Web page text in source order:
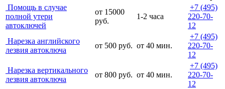
Помощь в случае
полной утери
автоключей
от 15000
руб.
1-2 часа
+7 (495)
220-70-
12
Нарезка английского
лезвия автоключа
от 500 руб. от 40 мин.
+7 (495)
220-70-
12
Нарезка вертикального
лезвия автоключа
от 800 руб. от 40 мин.
+7 (495)
220-70-
12